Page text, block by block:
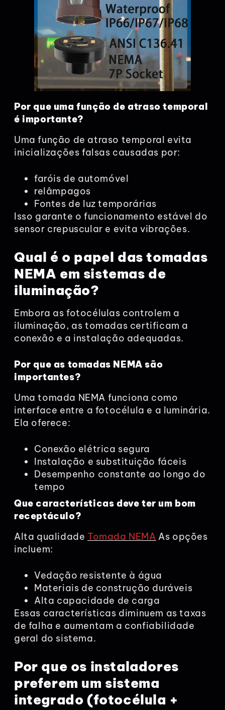
Por que uma função de atraso temporal
é importante?
Uma função de atraso temporal evita
inicializações falsas causadas por:
faróis de automóvel
relâmpagos
Fontes de luz temporárias
Isso garante o funcionamento estável do
sensor crepuscular e evita vibrações.
Qual é o papel das tomadas
NEMA em sistemas de
iluminação?
Embora as fotocélulas controlem a
iluminação, as tomadas certificam a
conexão e a instalação adequadas.
Por que as tomadas NEMA são
importantes?
Uma tomada NEMA funciona como
interface entre a fotocélula e a luminária.
Ela oferece:
Conexão elétrica segura
Instalação e substituição fáceis
Desempenho constante ao longo do
tempo
Que características deve ter um bom
receptáculo?
Alta qualidade Tomada NEMA As opções
incluem:
Vedação resistente à água
Materiais de construção duráveis
Alta capacidade de carga
Essas características diminuem as taxas
de falha e aumentam a confiabilidade
geral do sistema.
Por que os instaladores
preferem um sistema
integrado (fotocélula +